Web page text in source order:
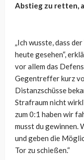
Abstieg zu retten,
„Ich wusste, dass
heute gesehen“,
vor allem das
Gegentreffer kurz
Distanzschüsse
Strafraum nicht
zum 0:1 haben wir
musst du gewinnen.
und geben die
Tor zu schießen.“